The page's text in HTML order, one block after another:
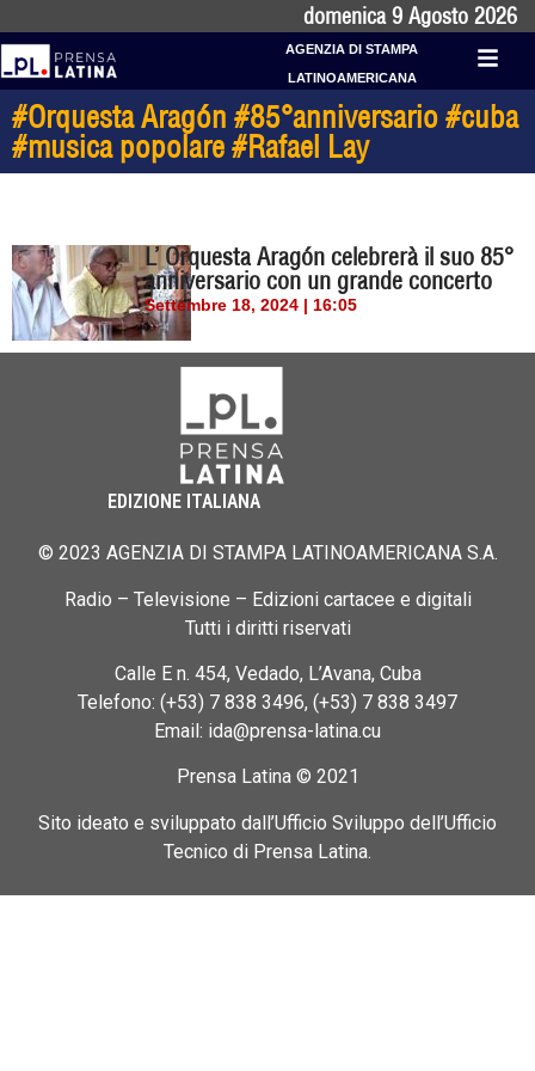
domenica 9 Agosto 2026
AGENZIA DI STAMPA
LATINOAMERICANA
#Orquesta Aragón #85°anniversario #cuba
#musica popolare #Rafael Lay
L’ Orquesta Aragón celebrerà il suo 85°
anniversario con un grande concerto
Settembre 18, 2024 | 16:05
EDIZIONE ITALIANA
© 2023 AGENZIA DI STAMPA LATINOAMERICANA S.A.
Radio – Televisione – Edizioni cartacee e digitali
Tutti i diritti riservati
Calle E n. 454, Vedado, L’Avana, Cuba
Telefono: (+53) 7 838 3496, (+53) 7 838 3497
Email: ida@prensa-latina.cu
Prensa Latina © 2021
Sito ideato e sviluppato dall’Ufficio Sviluppo dell’Ufficio
Tecnico di Prensa Latina.